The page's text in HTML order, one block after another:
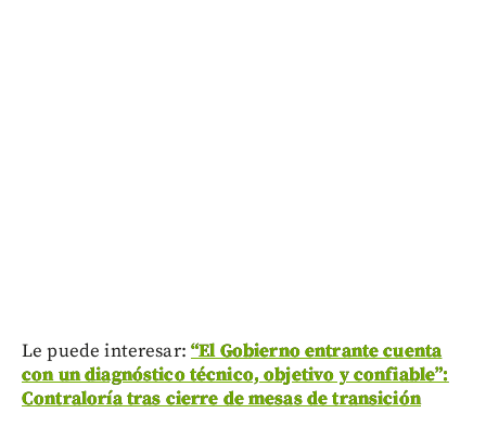
Le puede interesar: “El Gobierno entrante cuenta
con un diagnóstico técnico, objetivo y confiable”:
Contraloría tras cierre de mesas de transición